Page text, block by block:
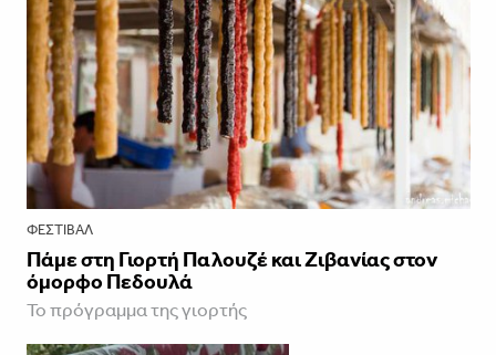
ΦΕΣΤΙΒΑΛ
Πάμε στη Γιορτή Παλουζέ και Ζιβανίας στον
όμορφο Πεδουλά
Το πρόγραμμα της γιορτής